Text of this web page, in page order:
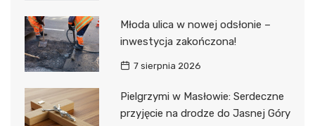
Młoda ulica w nowej odsłonie –
inwestycja zakończona!
7 sierpnia 2026
Pielgrzymi w Masłowie: Serdeczne
przyjęcie na drodze do Jasnej Góry